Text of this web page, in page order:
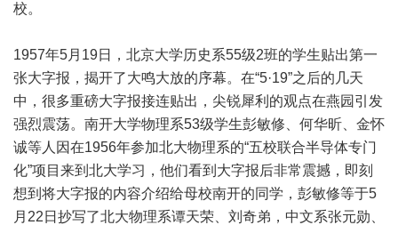
校。
1957年5月19日，北京大学历史系55级2班的学生贴出第一
张大字报，揭开了大鸣大放的序幕。在“5·19”之后的几天
中，很多重磅大字报接连贴出，尖锐犀利的观点在燕园引发
强烈震荡。南开大学物理系53级学生彭敏修、何华昕、金怀
诚等人因在1956年参加北大物理系的“五校联合半导体专门
化”项目来到北大学习，他们看到大字报后非常震撼，即刻
想到将大字报的内容介绍给母校南开的同学，彭敏修等于5
月22日抄写了北大物理系谭天荣、刘奇弟，中文系张元勋、